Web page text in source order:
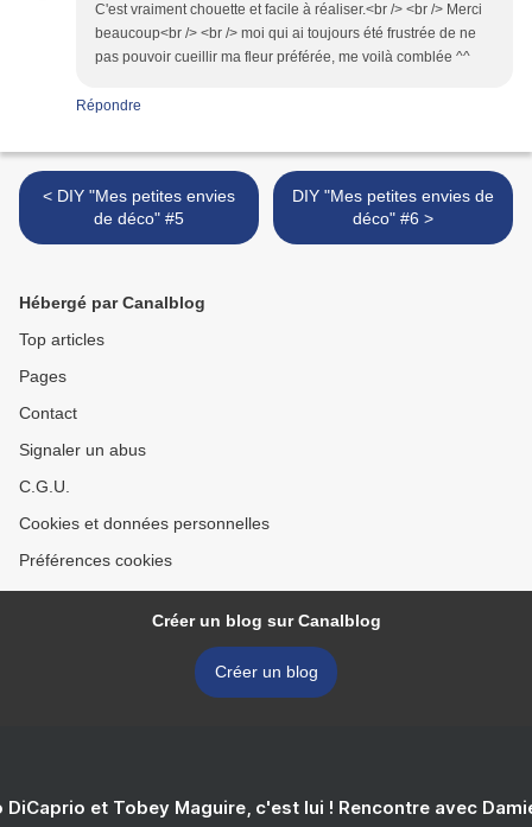
C'est vraiment chouette et facile à réaliser.<br /> <br /> Merci
beaucoup<br /> <br /> moi qui ai toujours été frustrée de ne
pas pouvoir cueillir ma fleur préférée, me voilà comblée ^^
Répondre
< DIY "Mes petites envies
de déco" #5
DIY "Mes petites envies de
déco" #6 >
Hébergé par Canalblog
Top articles
Pages
Contact
Signaler un abus
C.G.U.
Cookies et données personnelles
Préférences cookies
Créer un blog sur Canalblog
Créer un blog
DiCaprio et Tobey Maguire, c'est lui ! Rencontre avec